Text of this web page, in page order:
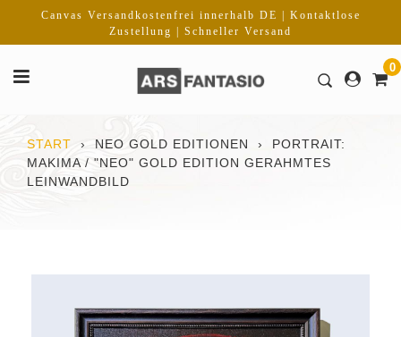
Inhalt
Canvas Versandkostenfrei innerhalb DE | Kontaktlose
Zustellung | Schneller Versand
0
START › NEO GOLD EDITIONEN ›
PORTRAIT:
MAKIMA / "NEO" GOLD EDITION GERAHMTES
LEINWANDBILD